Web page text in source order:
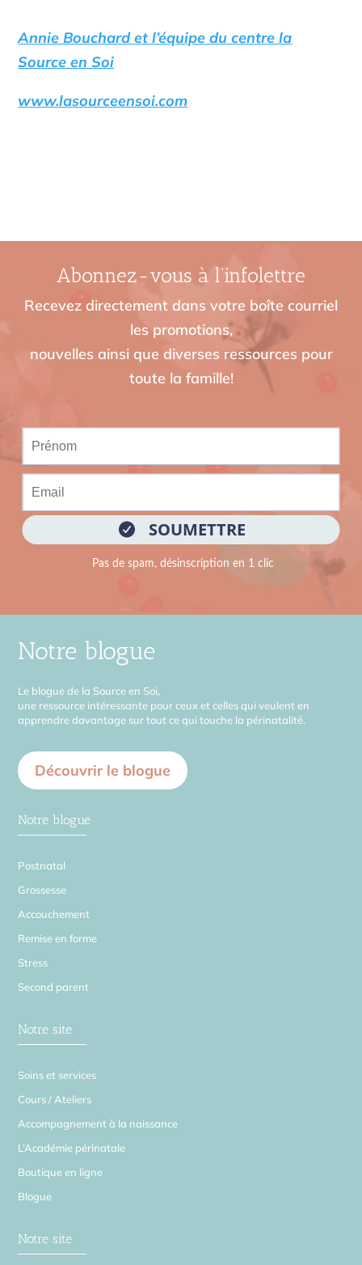
Annie Bouchard et l’équipe du centre la
Source en Soi
www.lasourceensoi.com
Abonnez-vous à l’infolettre
Recevez directement dans votre boîte courriel
les promotions,
nouvelles ainsi que diverses ressources pour
toute la famille!
Notre blogue
Le blogue de la Source en Soi,
une ressource intéressante pour ceux et celles qui veulent en
apprendre davantage sur tout ce qui touche la périnatalité.
Découvrir le blogue
Notre blogue
Postnatal
Grossesse
Accouchement
Remise en forme
Stress
Second parent
Notre site
Soins et services
Cours / Ateliers
Accompagnement à la naissance
L’Académie périnatale
Boutique en ligne
Blogue
Notre site